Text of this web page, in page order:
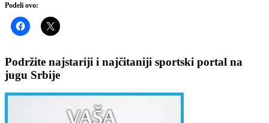
Podeli ovo:
Podržite najstariji i najčitaniji sportski portal na
jugu Srbije